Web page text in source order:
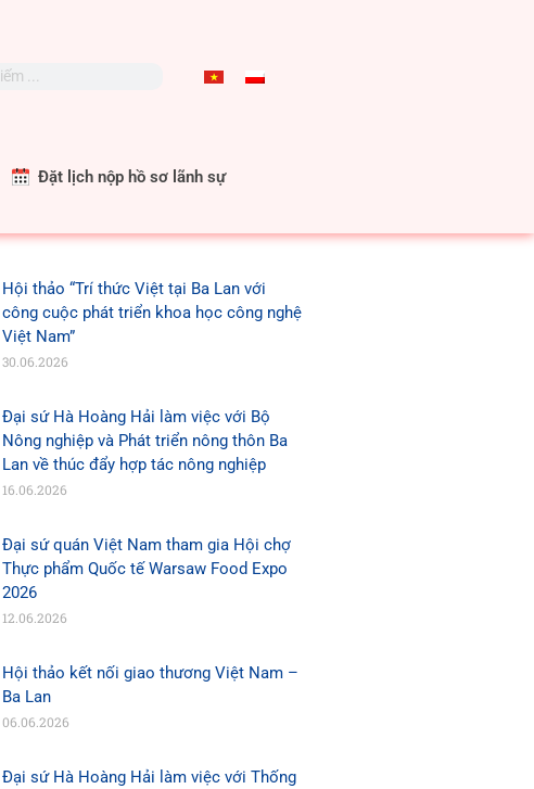
Đặt lịch nộp hồ sơ lãnh sự
Hội thảo “Trí thức Việt tại Ba Lan với
công cuộc phát triển khoa học công nghệ
Việt Nam”
30.06.2026
Đại sứ Hà Hoàng Hải làm việc với Bộ
Nông nghiệp và Phát triển nông thôn Ba
Lan về thúc đẩy hợp tác nông nghiệp
16.06.2026
Đại sứ quán Việt Nam tham gia Hội chợ
Thực phẩm Quốc tế Warsaw Food Expo
2026
12.06.2026
Hội thảo kết nối giao thương Việt Nam –
Ba Lan
06.06.2026
Đại sứ Hà Hoàng Hải làm việc với Thống